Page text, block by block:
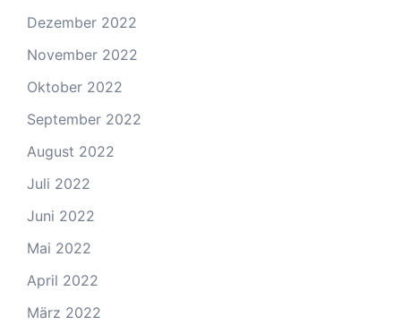
Dezember 2022
November 2022
Oktober 2022
September 2022
August 2022
Juli 2022
Juni 2022
Mai 2022
April 2022
März 2022